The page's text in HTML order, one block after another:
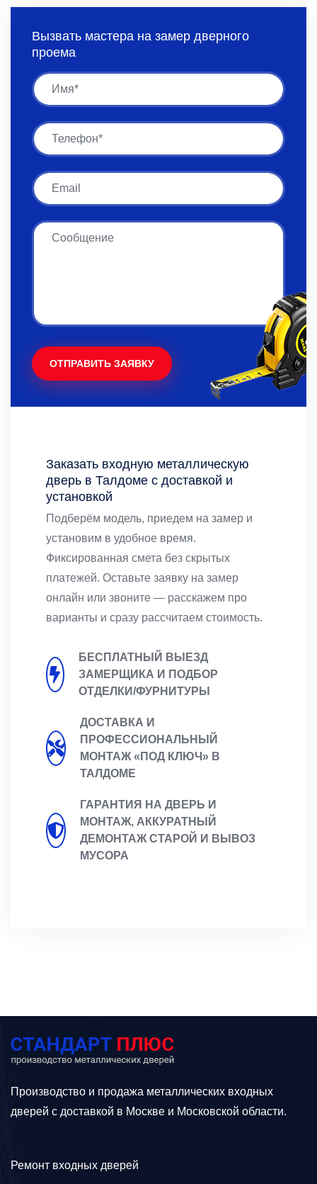
Заказать входную металлическую
дверь в Талдоме с доставкой и
установкой
Подберём модель, приедем на замер и
установим в удобное время.
Фиксированная смета без скрытых
платежей. Оставьте заявку на замер
онлайн или звоните — расскажем про
варианты и сразу рассчитаем стоимость.
БЕСПЛАТНЫЙ ВЫЕЗД
ЗАМЕРЩИКА И ПОДБОР
ОТДЕЛКИ/ФУРНИТУРЫ
ДОСТАВКА И
ПРОФЕССИОНАЛЬНЫЙ
МОНТАЖ «ПОД КЛЮЧ» В
ТАЛДОМЕ
ГАРАНТИЯ НА ДВЕРЬ И
МОНТАЖ, АККУРАТНЫЙ
ДЕМОНТАЖ СТАРОЙ И ВЫВОЗ
МУСОРА
Вызвать мастера на замер дверного
проема
Имя
Имя
Email
Сообщение
ОТПРАВИТЬ ЗАЯВКУ
Производство и продажа металлических входных
дверей с доставкой в Москве и Московской области.
Ремонт входных дверей